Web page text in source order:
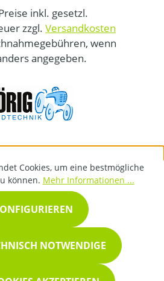
inkl. gesetzl.
zzgl. Versandkosten
wenn
angegeben.
Cookies, um eine bestmögliche
können. Mehr Informationen ...
NOTWENDIGE